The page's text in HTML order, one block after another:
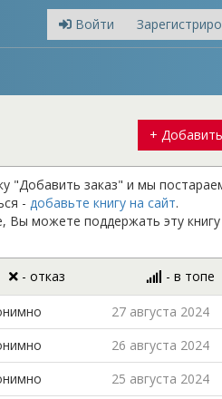
Войти
+
"Добавить заказ" и мы
- добавьте книгу на сайт.
Вы можете поддержать эту
- отказ - в топе
27 августа 2024
26 августа 2024
25 августа 2024